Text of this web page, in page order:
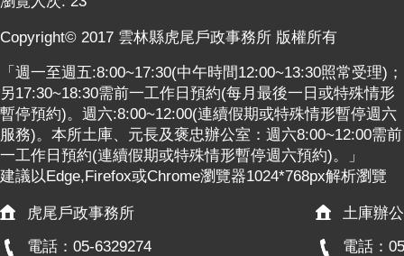
訊
網
隱
私
權
保
護
政
網
Copyright© 2017 雲林縣虎尾戶政事務所 版權所有
「週一至週五:8:00~17:30(中午時間12:00~13:30照常受理)；
另17:30~18:30需前一工作日預約(每月最後一日或特殊情形
暫停預約)。週六:8:00~12:00(連續假期或特殊情形暫停週六
服務)。本所土庫、元長及褒忠辦公室：週六8:00~12:00需前
一工作日預約(連續假期或特殊情形暫停週六預約)。」
建議以Edge,Firefox或Chrome瀏覽器1024*768px解析瀏覽
虎尾戶政事務所
電話：05-6329274
土庫辦
電話：